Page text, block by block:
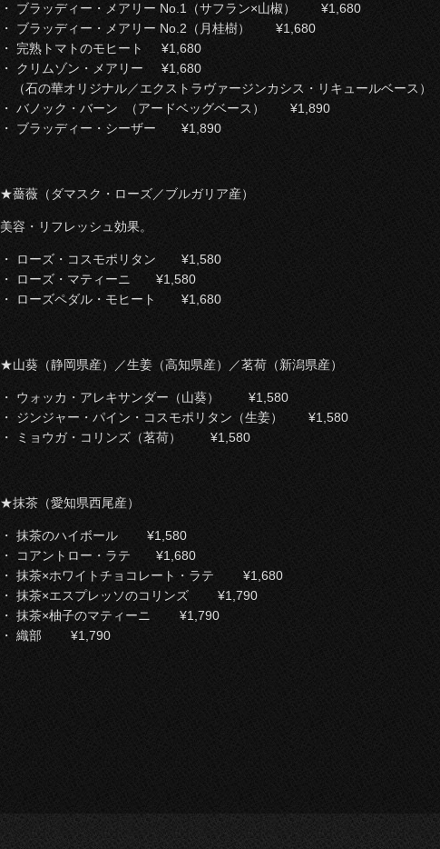
・ ブラッディー・メアリー No.1（サフラン×山椒） ¥1,680
・ ブラッディー・メアリー No.2（月桂樹） ¥1,680
・ 完熟トマトのモヒート ¥1,680
・ クリムゾン・メアリー ¥1,680
（石の華オリジナル／エクストラヴァージンカシス・リキュールベース）
・ バノック・バーン （アードベッグベース） ¥1,890
・ ブラッディー・シーザー ¥1,890
★薔薇（ダマスク・ローズ／ブルガリア産）
美容・リフレッシュ効果。
・ ローズ・コスモポリタン ¥1,580
・ ローズ・マティーニ ¥1,580
・ ローズペダル・モヒート ¥1,680
★山葵（静岡県産）／生姜（高知県産）／茗荷（新潟県産）
・ ウォッカ・アレキサンダー（山葵） ¥1,580
・ ジンジャー・パイン・コスモポリタン（生姜） ¥1,580
・ ミョウガ・コリンズ（茗荷） ¥1,580
★抹茶（愛知県西尾産）
・ 抹茶のハイボール ¥1,580
・ コアントロー・ラテ ¥1,680
・ 抹茶×ホワイトチョコレート・ラテ ¥1,680
・ 抹茶×エスプレッソのコリンズ ¥1,790
・ 抹茶×柚子のマティーニ ¥1,790
・ 織部 ¥1,790